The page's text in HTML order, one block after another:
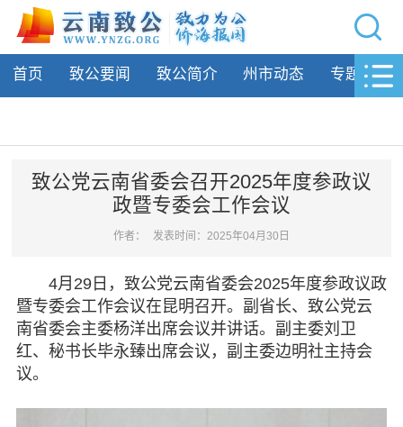
网站导航
首页
州市动态
履行职责
自身建设
首页 致公要闻 致公简介 州市动态 专题活动
致公党云南省委会召开2025年度参政议
政暨专委会工作会议
作者： 发表时间：2025年04月30日
4月29日，致公党云南省委会2025年度参政议政
暨专委会工作会议在昆明召开。副省长、致公党云
南省委会主委杨洋出席会议并讲话。副主委刘卫
红、秘书长毕永臻出席会议，副主委边明社主持会
议。